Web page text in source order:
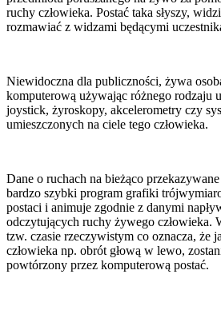
ruchy człowieka. Postać taka słyszy,
rozmawiać z widzami będącymi
Niewidoczna dla publiczności, żywa
komputerową używając różnego rodzaju
joystick, żyroskopy, akcelerometry czy
umieszczonych na ciele tego człowieka.
Dane o ruchach na bieżąco
bardzo szybki program grafiki
postaci i animuje zgodnie z danymi
odczytujących ruchy żywego człowieka.
tzw. czasie rzeczywistym co oznacza, że
człowieka np. obrót głową w lewo,
powtórzony przez komputerową postać.